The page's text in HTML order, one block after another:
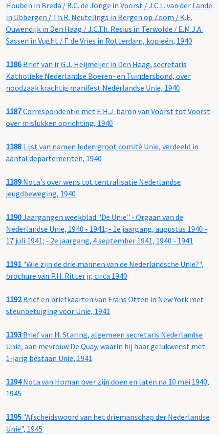
Houben in Breda / B.C. de Jonge in Voorst / J.C.L. van der Lande
in Ubbergen / Th.R. Neutelings in Bergen op Zoom / K.E.
Ouwendijk in Den Haag / J.C.Th. Resius in Terwolde / E.M.J.A.
Sassen in Vught / F. de Vries in Rotterdam, kopieën, 1940
1186 Brief van ir G.J. Heijmeijer in Den Haag, secretaris
Katholieke Nederlandse Boeren- en Tuindersbond, over
noodzaak krachtig manifest Nederlandse Unie, 1940
1187Correspondentie met E.H.J. baron van Voorst tot Voorst
over mislukken oprichting, 1940
1188 Lijst van namen leden groot comité Unie, verdeeld in
aantal departementen, 1940
1189 Nota's over wens tot centralisatie Nederlandse
jeugdbeweging, 1940
1190Jaargangen weekblad "De Unie" - Orgaan van de
Nederlandse Unie, 1940 - 1941; - 1e jaargang, augustus 1940 -
17 juli 1941; - 2e jaargang, 4 september 1941, 1940 - 1941
1191 "Wie zijn de drie mannen van de Nederlandsche Unie?",
brochure van P.H. Ritter jr, circa 1940
1192Brief en briefkaarten van Frans Otten in New York met
steunbetuiging voor Unie, 1941
1193 Brief van H. Staring, algemeen secretaris Nederlandse
Unie, aan mevrouw De Quay, waarin hij haar gelukwenst met
1-jarig bestaan Unie, 1941
1194Nota van Homan over zijn doen en laten na 10 mei 1940,
1945
1195 "Afscheidswoord van het driemanschap der Nederlandse
Unie", 1945